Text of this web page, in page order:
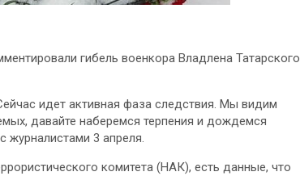
гибель военкора Владлена Татарского
идет активная фаза следствия. Мы видим
давайте наберемся терпения и дождемся
журналистами 3 апреля.
комитета (НАК), есть данные, что